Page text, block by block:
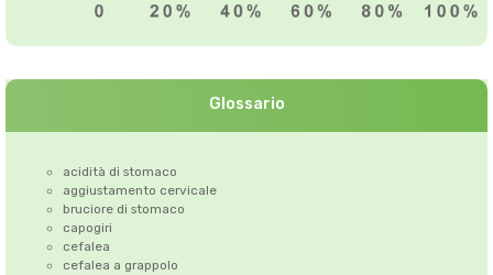
Glossario
acidità di stomaco
aggiustamento cervicale
bruciore di stomaco
capogiri
cefalea
cefalea a grappolo